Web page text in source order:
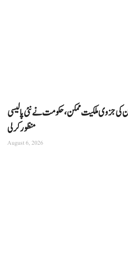
جزوی ملکیت ممکن، حکومت نے نئی پالیسی
منظور کرلی
August 6, 2026